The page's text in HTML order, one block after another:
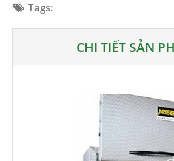
Tags:
CHI TIẾT SẢN